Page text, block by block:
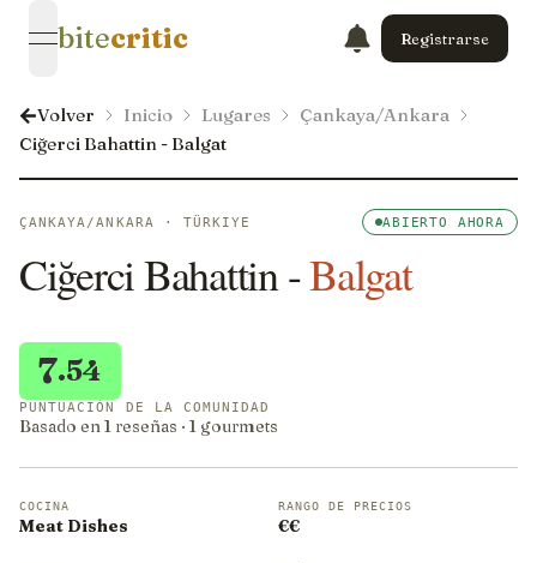
open navigation menu
bitecritic Registrarse
Volver Inicio Lugares
Çankaya/Ankara
Ciğerci Bahattin - Balgat
ÇANKAYA/ANKARA · TÜRKIYE ABIERTO AHORA
Ciğerci Bahattin -Balgat
7.54
PUNTUACIÓN DE LA COMUNIDAD
Basado en 1 reseñas · 1 gourmets
COCINA
Meat Dishes
RANGO DE PRECIOS
€€